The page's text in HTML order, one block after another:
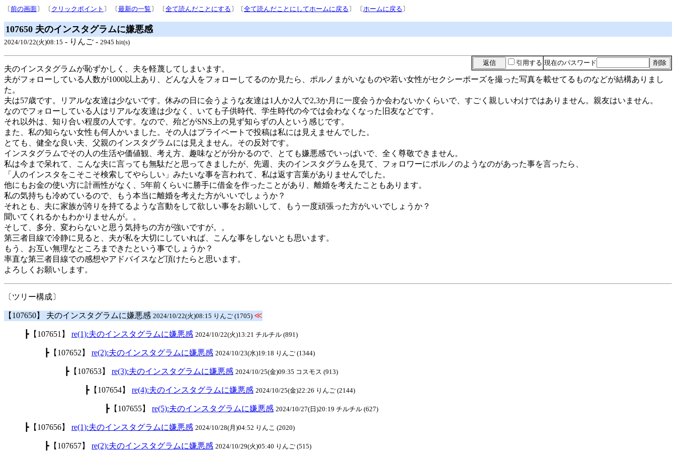
〔前の画面〕 〔 クリックポイント 〕 〔最新の一覧 〕 〔全て読んだことにする 〕〔全て読んだことにしてホームに戻る 〕 〔ホームに戻る 〕
107650 夫のインスタグラムに嫌悪感
2024/10/22(火)08:15 - りんご - 2945 hit(s)
引用する 現在のパスワード
夫のインスタグラムが恥ずかしく、夫を軽蔑してしまいます。
夫がフォローしている人数が1000以上あり、どんな人をフォローしてるのか見たら、ポルノまがいなものや若い女性がセクシーポーズを撮った写真を載せてるものなどが結構ありまし
た。
夫は57歳です。リアルな友達は少ないです。休みの日に会うような友達は1人か2人で2,3か月に一度会うか会わないかくらいで、すごく親しいわけではありません。親友はいません。
なのでフォローしている人はリアルな友達は少なく、いても子供時代、学生時代の今では会わなくなった旧友などです。
それ以外は、知り合い程度の人です。なので、殆どがSNS上の見ず知らずの人という感じです。
また、私の知らない女性も何人かいました。その人はプライベートで投稿は私には見えませんでした。
とても、健全な良い夫、父親のインスタグラムには見えません。その反対です。
インスタグラムでその人の生活や価値観、考え方、趣味などが分かるので、とても嫌悪感でいっぱいで、全く尊敬できません。
私は今まで呆れて、こんな夫に言っても無駄だと思ってきましたが、先週、夫のインスタグラムを見て、フォロワーにポルノのようなのがあった事を言ったら、
「人のインスタをこそこそ検索してやらしい」みたいな事を言われて、私は返す言葉がありませんでした。
他にもお金の使い方に計画性がなく、5年前くらいに勝手に借金を作ったことがあり、離婚を考えたこともあります。
私の気持ちも冷めているので、もう本当に離婚を考えた方がいいでしょうか？
それとも、夫に家族が誇りを持てるような言動をして欲しい事をお願いして、もう一度頑張った方がいいでしょうか？
聞いてくれるかもわかりませんが。。
そして、多分、変わらないと思う気持ちの方が強いですが。。
第三者目線で冷静に見ると、夫が私を大切にしていれば、こんな事をしないとも思います。
もう、お互い無理なところまできたという事でしょうか？
率直な第三者目線での感想やアドバイスなど頂けたらと思います。
よろしくお願いします。
〔ツリー構成〕
【107650】 夫のインスタグラムに嫌悪感 2024/10/22(火)08:15 りんご (1705) ≪
┣【107651】 re(1):夫のインスタグラムに嫌悪感 2024/10/22(火)13:21 チルチル (891)
┣【107652】 re(2):夫のインスタグラムに嫌悪感 2024/10/23(水)19:18 りんご (1344)
┣【107653】 re(3):夫のインスタグラムに嫌悪感 2024/10/25(金)09:35 コスモス (913)
┣【107654】 re(4):夫のインスタグラムに嫌悪感 2024/10/25(金)22:26 りんご (2144)
┣【107655】 re(5):夫のインスタグラムに嫌悪感 2024/10/27(日)20:19 チルチル (627)
┣【107656】 re(1):夫のインスタグラムに嫌悪感 2024/10/28(月)04:52 りんこ (2020)
┣【107657】 re(2):夫のインスタグラムに嫌悪感 2024/10/29(火)05:40 りんご (515)